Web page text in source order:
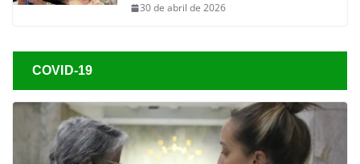
30 de abril de 2026
COVID-19